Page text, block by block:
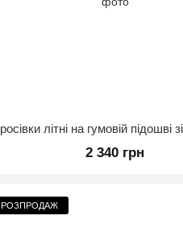
2 340 грн
РОЗПРОДАЖ